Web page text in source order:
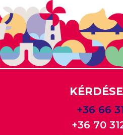
+36 66
+36 70